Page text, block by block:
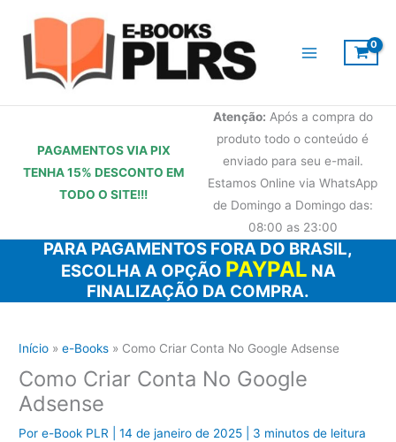
conteúdo
PAGAMENTOS VIA PIX
TENHA 15% DESCONTO EM
TODO O SITE!!!
Atenção: Após a compra do
produto todo o conteúdo é
enviado para seu e-mail.
Estamos Online via WhatsApp
de Domingo a Domingo das:
08:00 as 23:00
PARA PAGAMENTOS FORA DO BRASIL,
ESCOLHA A OPÇÃO PAYPAL NA
FINALIZAÇÃO DA COMPRA.
Início e-Books Como Criar Conta No Google Adsense
Como Criar Conta No Google
Adsense
Pore-Book PLR |14 de janeiro de 2025 3 minutos de leitura